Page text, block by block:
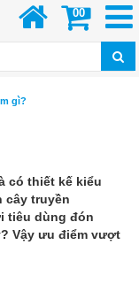
00
gì?
có thiết kế kiểu
cây truyền
tiêu dùng đón
Vậy ưu điểm vượt